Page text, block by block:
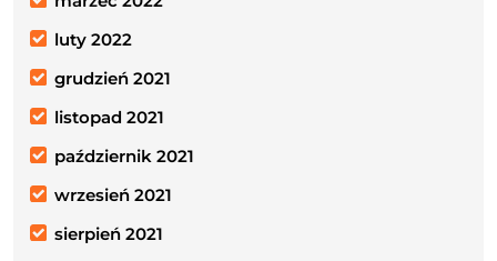
luty 2022
grudzień 2021
listopad 2021
październik 2021
wrzesień 2021
sierpień 2021